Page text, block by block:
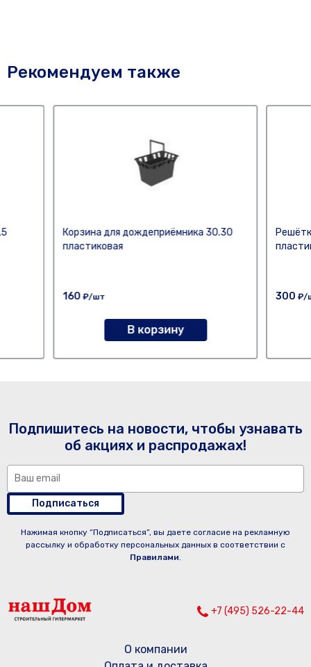
Рекомендуем также
Корзина для дождеприёмника 30.30
пластиковая
160 ₽/шт
В корзину
300 ₽/
Подпишитесь на новости, чтобы узнавать
об акциях и распродажах!
Подписаться
Нажимая кнопку “Подписаться”, вы даете согласие на рекламную
рассылку и обработку персональных данных в соответствии с
Правилами.
+7 (495) 526-22-44
О компании